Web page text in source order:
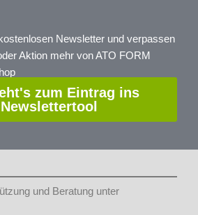
Newsletter und verpassen
Aktion mehr von ATO FORM
zum Eintrag ins
Newslettertool
und Beratung unter